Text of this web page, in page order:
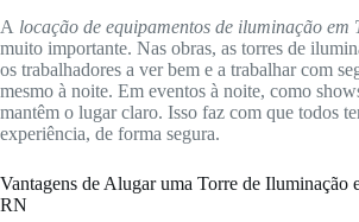
A locação de equipamentos de iluminação em
muito importante. Nas obras, as torres de
os trabalhadores a ver bem e a trabalhar com
mesmo à noite. Em eventos à noite, como
mantêm o lugar claro. Isso faz com que todos
experiência, de forma segura.
Vantagens de Alugar uma Torre de Iluminação
RN